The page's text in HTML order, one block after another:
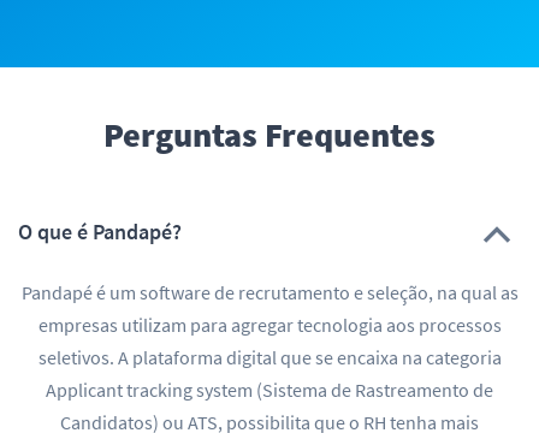
Perguntas Frequentes
O que é Pandapé?
Pandapé é um software de recrutamento e seleção, na qual as
empresas utilizam para agregar tecnologia aos processos
seletivos. A plataforma digital que se encaixa na categoria
Applicant tracking system (Sistema de Rastreamento de
Candidatos) ou ATS, possibilita que o RH tenha mais